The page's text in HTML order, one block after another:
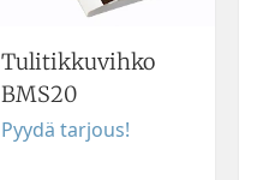
Tulitikkuvihko
BMS20
Pyydä tarjous!